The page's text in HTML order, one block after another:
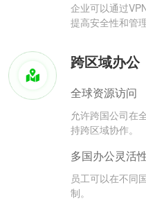
企业可以通过
提高安全性和管
跨区域办公
全球资源访问
允许跨国公司在
持跨区域协作。
多国办公灵活
员工可以在不同
制。